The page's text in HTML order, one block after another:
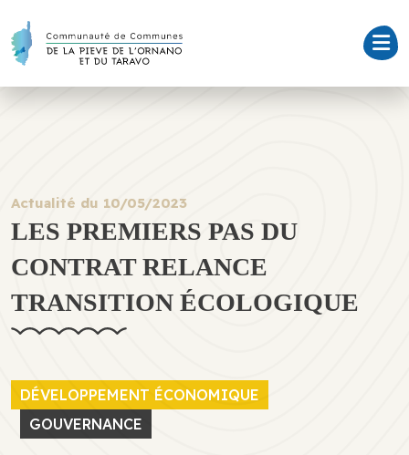
Actualité du 10/05/2023
LES PREMIERS PAS DU
CONTRAT RELANCE
TRANSITION ÉCOLOGIQUE
DÉVELOPPEMENT ÉCONOMIQUE
GOUVERNANCE